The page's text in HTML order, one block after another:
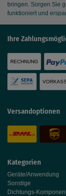
bringen. Sorgen Sie
funktioniert und
Kategorien
Geräte/Anwendung
Sonstige
Dichtungs-
Ihre
RECHNUNG
Versandoptionen